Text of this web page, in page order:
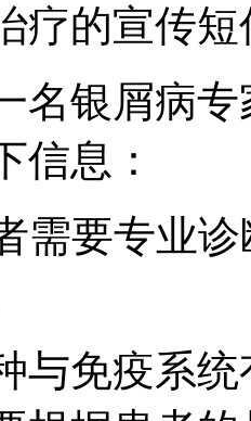
疗的宣传短
名银屑病
信息：
需要专业
与免疫系